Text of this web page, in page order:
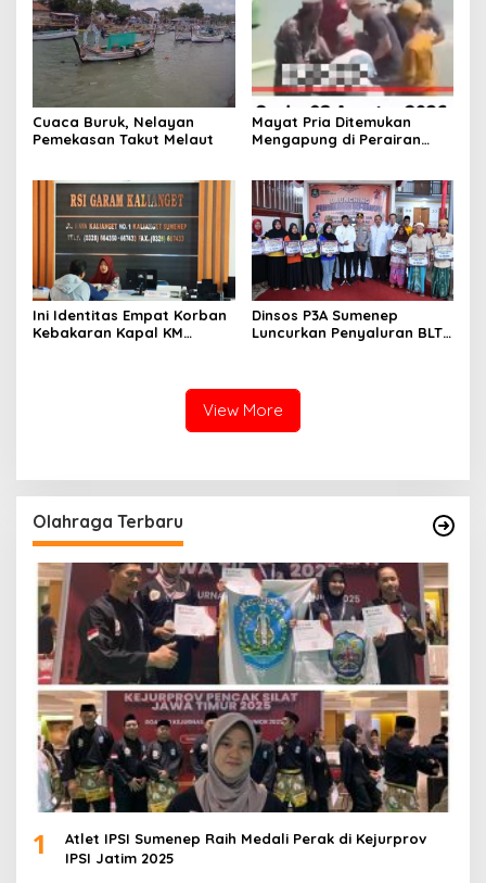
Cuaca Buruk, Nelayan
Pemekasan Takut Melaut
Mayat Pria Ditemukan
Mengapung di Perairan
Ini Identitas Empat Korban
Kebakaran Kapal KM
Dinsos P3A Sumenep
Luncurkan Penyaluran BLT
View More
Olahraga Terbaru
1
Atlet IPSI Sumenep Raih Medali Perak di Kejurprov
IPSI Jatim 2025